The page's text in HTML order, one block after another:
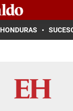
HONDURAS